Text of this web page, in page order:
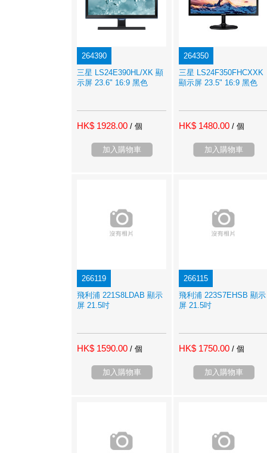
264390
三星 LS24E390HL/XK 顯
示屏 23.6" 16:9 黑色
HK$ 1928.00 / 個
加入購物車
264350
三星 LS24F350FHCXXK
顯示屏 23.5" 16:9 黑色
HK$ 1480.00 / 個
加入購物車
266119
飛利浦 221S8LDAB 顯示
屏 21.5吋
HK$ 1590.00 / 個
加入購物車
266115
飛利浦 223S7EHSB 顯示
屏 21.5吋
HK$ 1750.00 / 個
加入購物車